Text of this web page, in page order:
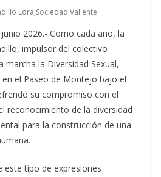
Lora,Sociedad Valiente
2026.- Como cada año, la
impulsor del colectivo
marcha la Diversidad Sexual,
el Paseo de Montejo bajo el
su compromiso con el
reconocimiento de la diversidad
para la construcción de una
este tipo de expresiones